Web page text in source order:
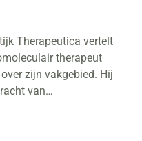
Therapeutica vertelt
therapeut
zijn vakgebied. Hij
van…